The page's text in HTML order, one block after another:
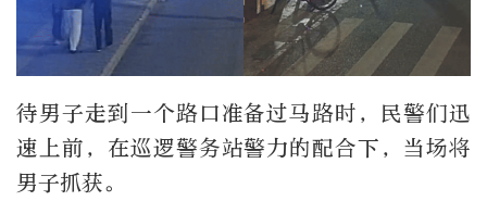
待男子走到一个路口准备过马路时，民警们迅
速上前，在巡逻警务站警力的配合下，当场将
男子抓获。